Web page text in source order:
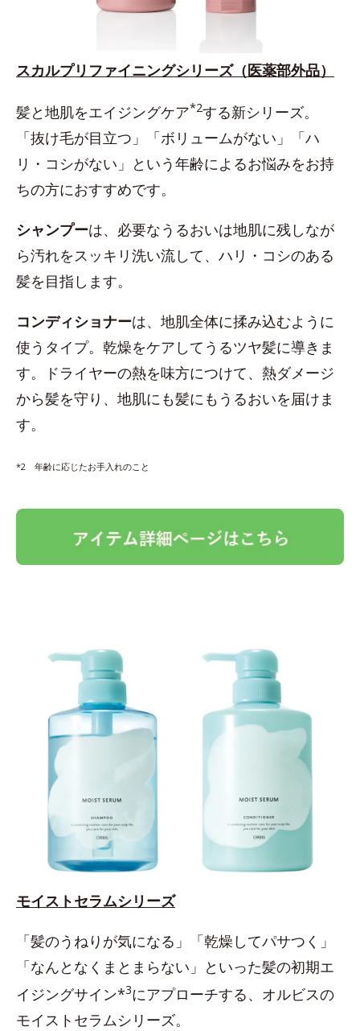
スカルプリファイニングシリーズ（医薬部外品）
髪と地肌をエイジングケア*2する新シリーズ。
「抜け毛が目立つ」「ボリュームがない」「ハ
リ・コシがない」という年齢によるお悩みをお持
ちの方におすすめです。
シャンプーは、必要なうるおいは地肌に残しなが
ら汚れをスッキリ洗い流して、ハリ・コシのある
髪を目指します。
コンディショナーは、地肌全体に揉み込むように
使うタイプ。乾燥をケアしてうるツヤ髪に導きま
す。ドライヤーの熱を味方につけて、熱ダメージ
から髪を守り、地肌にも髪にもうるおいを届けま
す。
*2 年齢に応じたお手入れのこと
モイストセラムシリーズ
「髪のうねりが気になる」「乾燥してパサつく」
「なんとなくまとまらない」といった髪の初期エ
イジングサイン*3にアプローチする、オルビスの
モイストセラムシリーズ。